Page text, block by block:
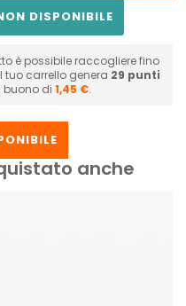
DISPONIBILE
è possibile raccogliere fino
tuo carrello genera 29 punti
buono di 1,45 €.
anche